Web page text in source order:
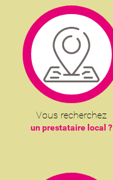
Vous recherchez
un prestataire local ?